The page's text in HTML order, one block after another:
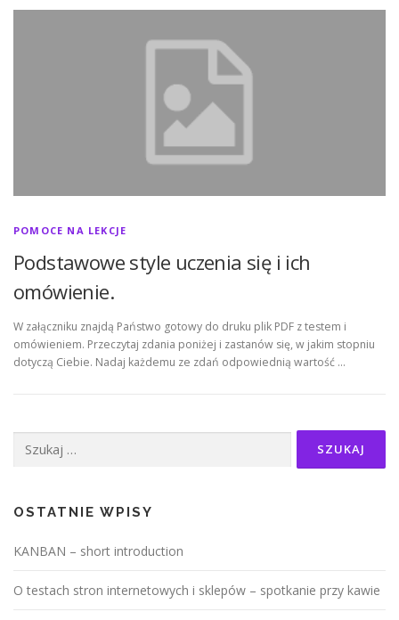
POMOCE NA LEKCJE
Podstawowe style uczenia się i ich
omówienie.
W załączniku znajdą Państwo gotowy do druku plik PDF z testem i
omówieniem. Przeczytaj zdania poniżej i zastanów się, w jakim stopniu
dotyczą Ciebie. Nadaj każdemu ze zdań odpowiednią wartość …
OSTATNIE WPISY
KANBAN – short introduction
O testach stron internetowych i sklepów – spotkanie przy kawie